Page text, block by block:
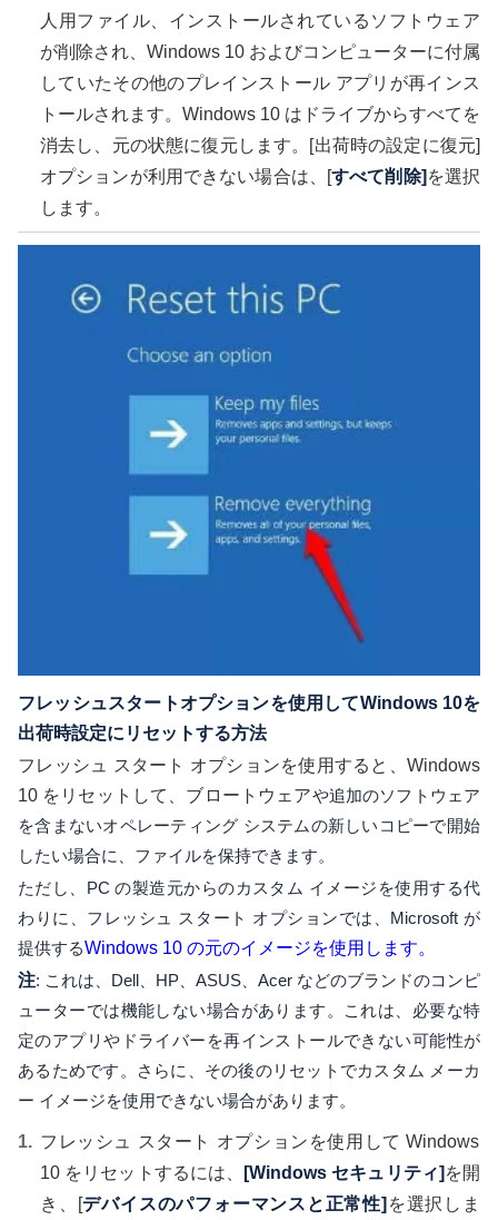
人用ファイル、インストールされているソフトウェア
が削除され、Windows 10 およびコンピューターに付属
していたその他のプレインストール アプリが再インス
トールされます。Windows 10 はドライブからすべてを
消去し、元の状態に復元します。[出荷時の設定に復元]
オプションが利用できない場合は、[すべて削除] を選択
します。
フレッシュスタートオプションを使用してWindows 10を
出荷時設定にリセットする方法
フレッシュ スタート オプションを使用すると、Windows
10 をリセットして、ブロートウェアや追加のソフトウェア
を含まないオペレーティング システムの新しいコピーで開始
したい場合に、ファイルを保持できます。
ただし、PC の製造元からのカスタム イメージを使用する代
わりに、フレッシュ スタート オプションでは、Microsoft が
提供するWindows 10 の元のイメージを使用します。
注: これは、Dell、HP、ASUS、Acer などのブランドのコンピ
ューターでは機能しない場合があります。これは、必要な特
定のアプリやドライバーを再インストールできない可能性が
あるためです。さらに、その後のリセットでカスタム メーカ
ー イメージを使用できない場合があります。
フレッシュ スタート オプションを使用して Windows
10 をリセットするには、
[Windows セキュリティ] を開
き、[デバイスのパフォーマンスと正常性] を選択しま